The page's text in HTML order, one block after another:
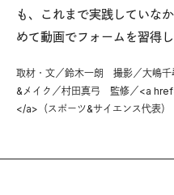
も、これまで実践していな
めて動画でフォームを習得し
取材・文／鈴木一朗 撮影／大嶋
&メイク／村田真弓 監修／<a
</a>（スポーツ&サイエンス代表）